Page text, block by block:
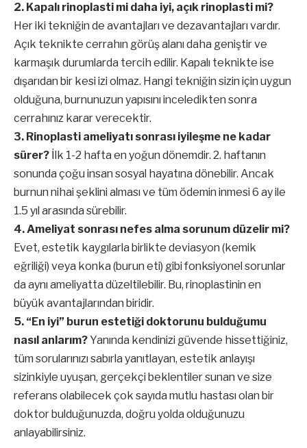
2. Kapalı rinoplasti mi daha iyi, açık rinoplasti mi?
Her iki tekniğin de avantajları ve dezavantajları vardır.
Açık teknikte cerrahın görüş alanı daha geniştir ve
karmaşık durumlarda tercih edilir. Kapalı teknikte ise
dışarıdan bir kesi izi olmaz. Hangi tekniğin sizin için uygun
olduğuna, burnunuzun yapısını inceledikten sonra
cerrahınız karar verecektir.
3. Rinoplasti ameliyatı sonrası iyileşme ne kadar
sürer? İlk 1-2 hafta en yoğun dönemdir. 2. haftanın
sonunda çoğu insan sosyal hayatına dönebilir. Ancak
burnun nihai şeklini alması ve tüm ödemin inmesi 6 ay ile
1.5 yıl arasında sürebilir.
4. Ameliyat sonrası nefes alma sorunum düzelir mi?
Evet, estetik kaygılarla birlikte deviasyon (kemik
eğriliği) veya konka (burun eti) gibi fonksiyonel sorunlar
da aynı ameliyatta düzeltilebilir. Bu, rinoplastinin en
büyük avantajlarından biridir.
5. “En iyi” burun estetiği doktorunu bulduğumu
nasıl anlarım?Yanında kendinizi güvende hissettiğiniz,
tüm sorularınızı sabırla yanıtlayan, estetik anlayışı
sizinkiyle uyuşan, gerçekçi beklentiler sunan ve size
referans olabilecek çok sayıda mutlu hastası olan bir
doktor bulduğunuzda, doğru yolda olduğunuzu
anlayabilirsiniz.